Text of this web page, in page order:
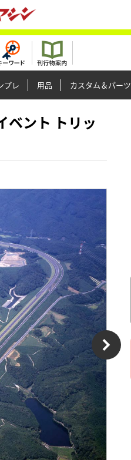
プレ 用品 カスタム＆パーツ
ント トリッ